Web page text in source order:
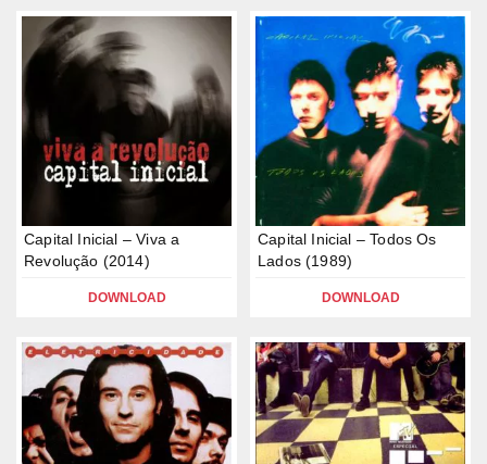
Capital Inicial – Viva a
Revolução (2014)
DOWNLOAD
Capital Inicial – Todos Os
Lados (1989)
DOWNLOAD